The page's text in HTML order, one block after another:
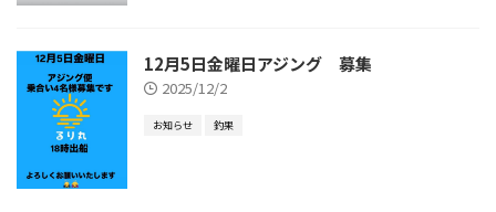
12月5日金曜日アジング 募集
2025/12/2
お知らせ 釣果